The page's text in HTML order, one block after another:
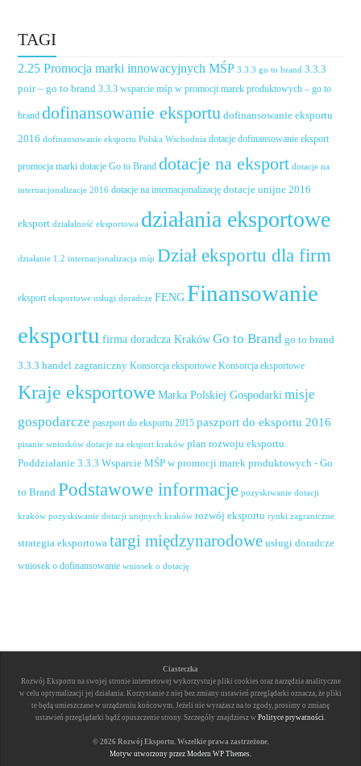
TAGI
2.25 Promocja marki innowacyjnych MŚP 3.3.3 go to brand 3.3.3
poir – go to brand 3.3.3 wsparcie mśp w promocji marek produktowych – go to
brand dofinansowanie eksportu dofinansowanie eksportu
2016 dofinansowanie eksportu Polska Wschodnia dotacje dofinansowanie eksport
promocja marki dotacje Go to Brand dotacje na eksport dotacje na
internacjonalizacje 2016 dotacje na internacjonalizację dotacje unijne 2016
eksport działalność eksportowa działania eksportowe
działanie 1.2 internacjonalizacja mśp Dział eksportu dla firm
eksport eksportowe usługi doradcze FENG Finansowanie
eksportu firma doradcza Kraków Go to Brand go to brand
3.3.3 handel zagraniczny Konsorcja eksportowe Konsorcja eksportowe
Kraje eksportowe Marka Polskiej Gospodarki misje
gospodarcze paszport do eksportu 2015 paszport do eksportu 2016
pisanie wniosków dotacje na eksport kraków plan rozwoju eksportu
Poddziałanie 3.3.3 Wsparcie MŚP w promocji marek produktowych - Go
to Brand Podstawowe informacje pozyskiwanie dotacji
kraków pozyskiwanie dotacji unijnych kraków rozwój eksportu rynki zagraniczne
strategia eksportowa targi międzynarodowe usługi doradcze
wniosek o dofinansowanie wniosek o dotację
Ciasteczka
Rozwój Eksportu na swojej stronie internetowej wykorzystuje pliki cookies oraz narzędzia analityczne
w celu optymalizacji jej działania. Korzystanie z niej bez zmiany ustawień przeglądarki oznacza, że pliki
te będą umieszczane w urządzeniu końcowym. Jeżeli nie wyrażasz na to zgody, prosimy o zmianę
ustawień przeglądarki bądź opuszczenie strony. Szczegóły znajdziesz w Polityce prywatności
© 2026 Rozwój Eksportu. Wszelkie prawa zastrzeżone.
Motyw utworzony przez Modern WP Themes.